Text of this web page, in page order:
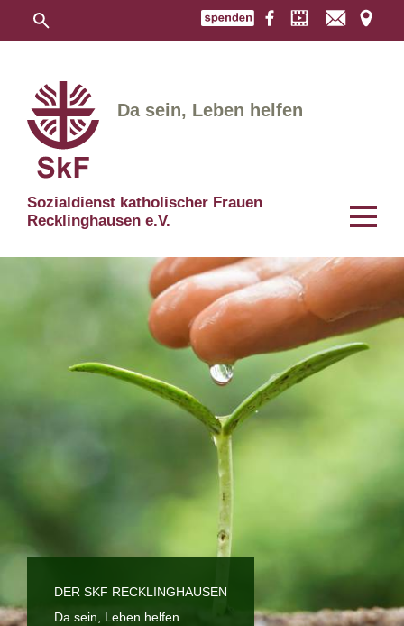
Sozialdienst katholischer Frauen
Recklinghausen e.V.
Da sein, Leben helfen
DER SKF RECKLINGHAUSEN
Da sein, Leben helfen